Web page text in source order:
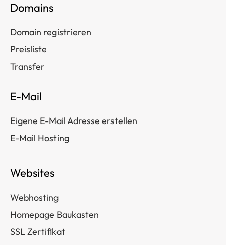
Domains
Domain registrieren
Preisliste
Transfer
E-Mail
Eigene E-Mail Adresse erstellen
E-Mail Hosting
Websites
Webhosting
Homepage Baukasten
SSL Zertifikat